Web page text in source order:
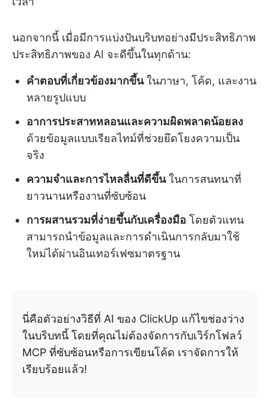
นอกจากนี้ เมื่อมีการแบ่งปันบริบทอย่างมีประสิทธิภาพ
ประสิทธิภาพของ AI จะดีขึ้นในทุกด้าน:
คำตอบที่เกี่ยวข้องมากขึ้นในภาษา, โค้ด, และงาน
หลายรูปแบบ
อาการประสาทหลอนและความผิดพลาดน้อยลง
ด้วยข้อมูลแบบเรียลไทม์ที่ช่วยยึดโยงความเป็น
จริง
ความจำและการไหลลื่นที่ดีขึ้นในการสนทนาที่
ยาวนานหรืองานที่ซับซ้อน
การผสานรวมที่ง่ายขึ้นกับเครื่องมือ โดยตัวแทน
สามารถนำข้อมูลและการดำเนินการกลับมาใช้
ใหม่ได้ผ่านอินเทอร์เฟซมาตรฐาน
นี่คือตัวอย่างวิธีที่ AI ของ ClickUp แก้ไขช่องว่าง
ในบริบทนี้ โดยที่คุณไม่ต้องจัดการกับเวิร์กโฟลว์
MCP ที่ซับซ้อนหรือการเขียนโค้ด เราจัดการให้
เรียบร้อยแล้ว!